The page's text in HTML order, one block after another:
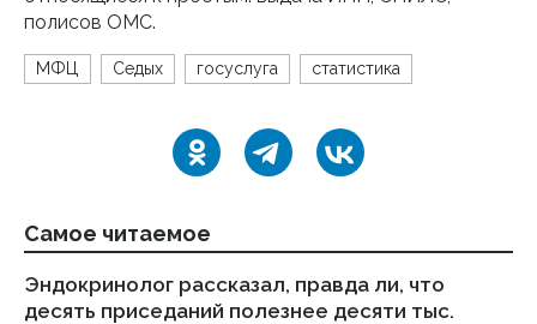
полисов ОМС.
МФЦ Седых госуслуга статистика
Самое читаемое
Эндокринолог рассказал, правда ли, что
десять приседаний полезнее десяти тыс.